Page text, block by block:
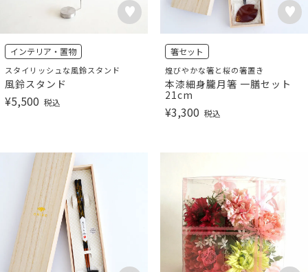
インテリア・置物
スタイリッシュな風鈴スタンド
風鈴スタンド
¥5,500 税込
箸セット
煌びやかな箸と桜の箸置き
本漆細身朧月箸 一膳セット
21cm
¥3,300 税込